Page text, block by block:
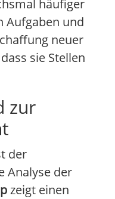
häufiger
Aufgaben und
neuer
sie Stellen
zur
der
Analyse der
zeigt einen